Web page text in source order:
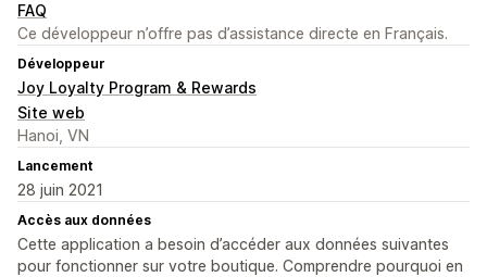
FAQ
Ce développeur n’offre pas d’assistance directe en Français.
Développeur
Joy Loyalty Program & Rewards
Site web
Hanoi, VN
Lancement
28 juin 2021
Accès aux données
Cette application a besoin d’accéder aux données suivantes
pour fonctionner sur votre boutique. Comprendre pourquoi en